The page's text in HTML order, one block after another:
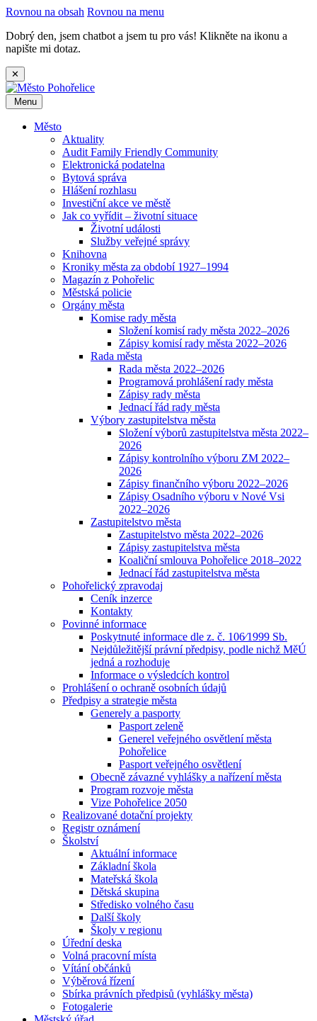
Rovnou na obsah Rovnou na menu
Dobrý den, jsem chatbot a jsem tu pro vás! Klikněte na ikonu a
napište mi dotaz.
✕
Menu
Město
Aktuality
Audit Family Friendly Community
Elektronická podatelna
Bytová správa
Hlášení rozhlasu
Investiční akce ve městě
Jak co vyřídit – životní situace
Životní události
Služby veřejné správy
Knihovna
Kroniky města za období 1927–1994
Magazín z Pohořelic
Městská policie
Orgány města
Komise rady města
Složení komisí rady města 2022–2026
Zápisy komisí rady města 2022–2026
Rada města
Rada města 2022–2026
Programová prohlášení rady města
Zápisy rady města
Jednací řád rady města
Výbory zastupitelstva města
Složení výborů zastupitelstva města 2022–
2026
Zápisy kontrolního výboru ZM 2022–
2026
Zápisy finančního výboru 2022–2026
Zápisy Osadního výboru v Nové Vsi
2022–2026
Zastupitelstvo města
Zastupitelstvo města 2022–2026
Zápisy zastupitelstva města
Koaliční smlouva Pohořelice 2018–2022
Jednací řád zastupitelstva města
Pohořelický zpravodaj
Ceník inzerce
Kontakty
Povinné informace
Poskytnuté informace dle z. č. 106⁄1999 Sb.
Nejdůležitější právní předpisy, podle nichž MěÚ
jedná a rozhoduje
Informace o výsledcích kontrol
Prohlášení o ochraně osobních údajů
Předpisy a strategie města
Generely a pasporty
Pasport zeleně
Generel veřejného osvětlení města
Pohořelice
Pasport veřejného osvětlení
Obecně závazné vyhlášky a nařízení města
Program rozvoje města
Vize Pohořelice 2050
Realizované dotační projekty
Registr oznámení
Školství
Aktuální informace
Základní škola
Mateřská škola
Dětská skupina
Středisko volného času
Další školy
Školy v regionu
Úřední deska
Volná pracovní místa
Vítání občánků
Výběrová řízení
Sbírka právních předpisů (vyhlášky města)
Fotogalerie